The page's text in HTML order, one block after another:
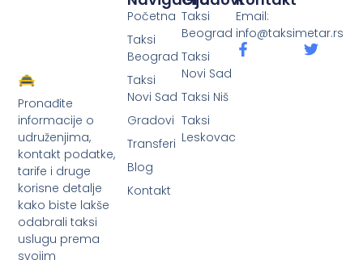
Pronađite
informacije o
udruženjima,
kontakt podatke,
tarife i druge
korisne detalje
kako biste lakše
odabrali taksi
uslugu prema
svojim
Taksi
Beograd
Taksi
Novi Sad
Taksi Niš
Taksi
Leskovac
Početna
Taksi
Beograd
Taksi
Novi Sad
Gradovi
Transferi
Blog
Kontakt
Email:
info@taksimetar.rs